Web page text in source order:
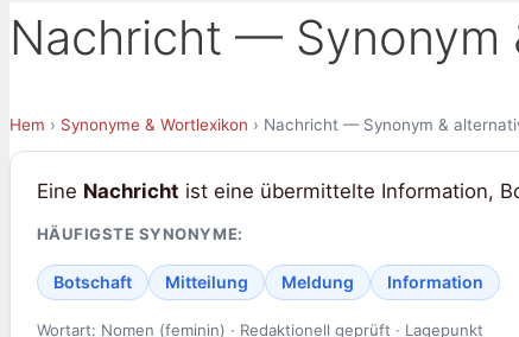
Nachricht — Synonym
Hem › Synonyme & Wortlexikon › Nachricht — Synonym &
Eine Nachricht ist eine übermittelte Information,
HÄUFIGSTE SYNONYME:
Botschaft Mitteilung Meldung Information
Wortart: Nomen (feminin) · Redaktionell geprüft · Lagepunkt